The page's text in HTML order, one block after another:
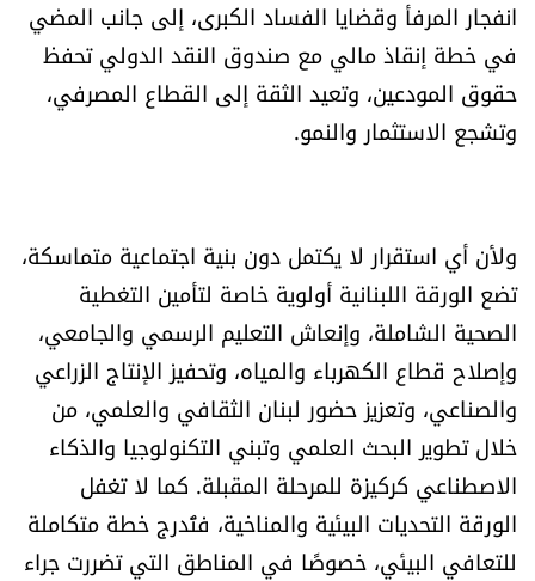
انفجار المرفأ وقضايا الفساد الكبرى، إلى جانب المضي
في خطة إنقاذ مالي مع صندوق النقد الدولي تحفظ
حقوق المودعين، وتعيد الثقة إلى القطاع المصرفي،
وتشجع الاستثمار والنمو.
ولأن أي استقرار لا يكتمل دون بنية اجتماعية متماسكة،
تضع الورقة اللبنانية أولوية خاصة لتأمين التغطية
الصحية الشاملة، وإنعاش التعليم الرسمي والجامعي،
وإصلاح قطاع الكهرباء والمياه، وتحفيز الإنتاج الزراعي
والصناعي، وتعزيز حضور لبنان الثقافي والعلمي، من
خلال تطوير البحث العلمي وتبني التكنولوجيا والذكاء
الاصطناعي كركيزة للمرحلة المقبلة. كما لا تغفل
الورقة التحديات البيئية والمناخية، فتُدرج خطة متكاملة
للتعافي البيئي، خصوصًا في المناطق التي تضررت جراء